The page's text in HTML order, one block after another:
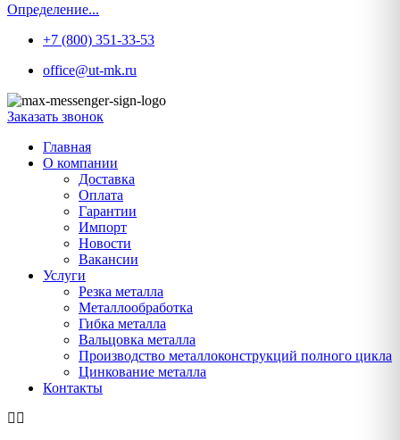
Определение...
+7 (800) 351-33-53
office@ut-mk.ru
Заказать звонок
Главная
О компании
Доставка
Оплата
Гарантии
Импорт
Новости
Вакансии
Услуги
Резка металла
Металлообработка
Гибка металла
Вальцовка металла
Производство металлоконструкций полного цикла
Цинкование металла
Контакты